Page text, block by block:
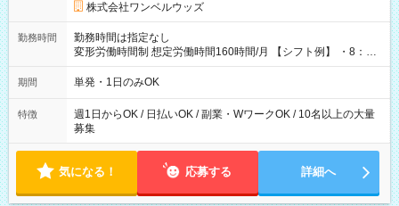
株式会社ワンベルウッズ
勤務時間
勤務時間は指定なし
変形労働時間制 想定労働時間160時間/月 【シフト例】 ・8：00
～21：00
期間 単発・1日のみOK
特徴
週1日からOK / 日払いOK / 副業・WワークOK / 10名以上の大量
募集
気になる！ 応募する 詳細へ